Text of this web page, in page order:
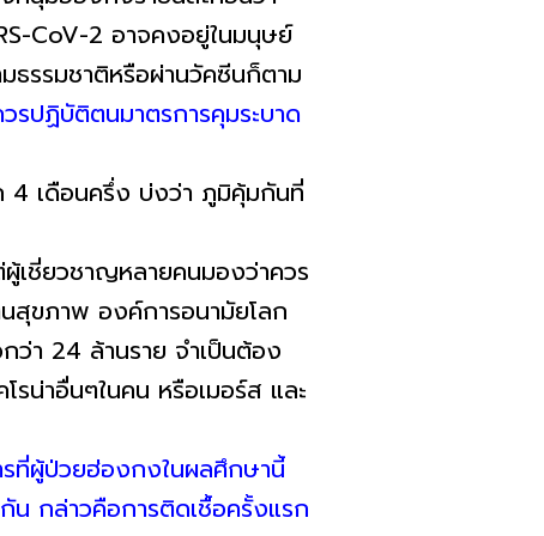
CoV-2 อาจคงอยู่ในมนุษย์
ธรรมชาติหรือผ่านวัคซีนก็ตาม
รปฏิบัติตนมาตรการคุมระบาด
4 เดือนครึ่ง บ่งว่า ภูมิคุ้มกันที่
เชี่ยวชาญหลายคนมองว่าควร
สุขภาพ องค์การอนามัยโลก
ว่า 24 ล้านราย จำเป็นต้อง
รน่าอื่นๆในคน หรือเมอร์ส และ
ที่ผู้ป่วยฮ่องกงในผลศึกษานี้
น กล่าวคือการติดเชื้อครั้งแรก